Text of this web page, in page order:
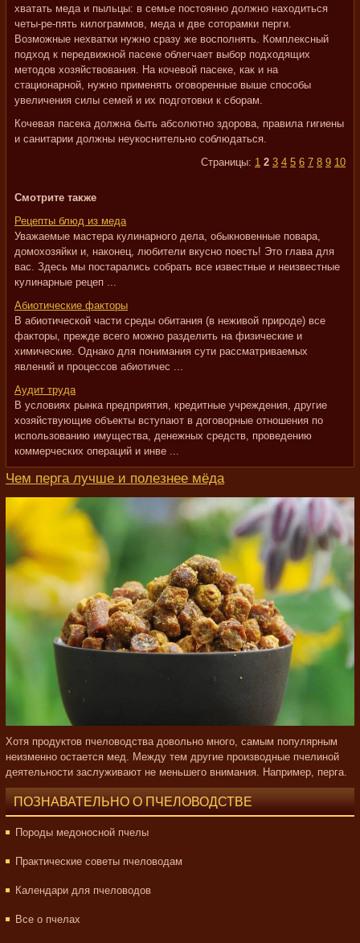
хватать меда и пыльцы: в семье постоянно должно находиться
четы-ре-пять килограммов, меда и две соторамки перги.
Возможные нехватки нужно сразу же восполнять. Комплексный
подход к передвижной пасеке облегчает выбор подходящих
методов хозяйствования. На кочевой пасеке, как и на
стационарной, нужно применять оговоренные выше способы
увеличения силы семей и их подготовки к сборам.
Кочевая пасека должна быть абсолютно здорова, правила гигиены
и санитарии должны неукоснительно соблюдаться.
Страницы: 1 2 3 4 5 6 7 8 9 10
Смотрите также
Рецепты блюд из меда
Уважаемые мастера кулинарного дела, обыкновенные повара,
домохозяйки и, наконец, любители вкусно поесть! Это глава для
вас. Здесь мы постарались собрать все известные и неизвестные
кулинарные рецеп ...
Абиотические факторы
В абиотической части среды обитания (в неживой природе) все
факторы, прежде всего можно разделить на физические и
химические. Однако для понимания сути рассматриваемых
явлений и процессов абиотичес ...
Аудит труда
В условиях рынка предприятия, кредитные учреждения, другие
хозяйствующие объекты вступают в договорные отношения по
использованию имущества, денежных средств, проведению
коммерческих операций и инве ...
Чем перга лучше и полезнее мёда
Хотя продуктов пчеловодства довольно много, самым популярным
неизменно остается мед. Между тем другие производные пчелиной
деятельности заслуживают не меньшего внимания. Например, перга.
ПОЗНАВАТЕЛЬНО О ПЧЕЛОВОДСТВЕ
Породы медоносной пчелы
Практические советы пчеловодам
Календари для пчеловодов
Все о пчелах